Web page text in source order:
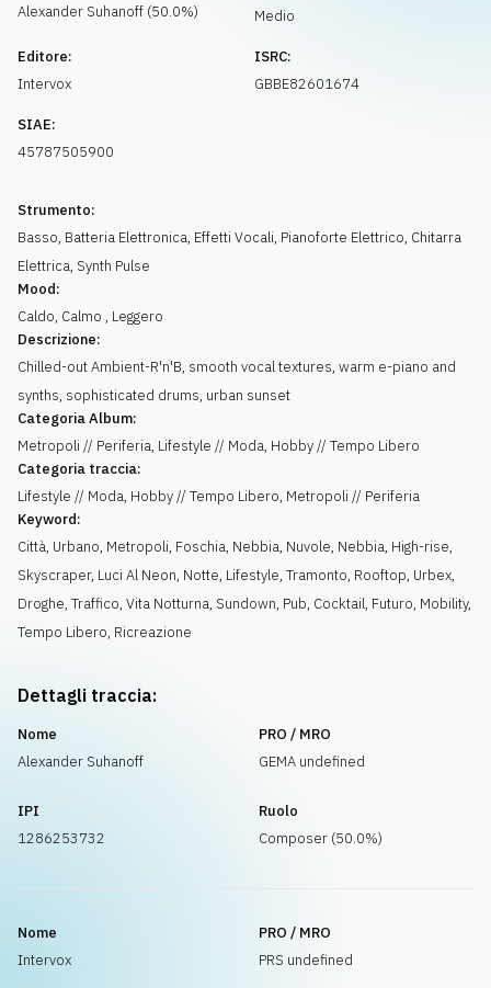
Alexander Suhanoff (50.0%)
Medio
Editore:
Intervox
ISRC:
GBBE82601674
SIAE:
45787505900
Strumento:
Basso, Batteria Elettronica, Effetti Vocali, Pianoforte Elettrico, Chitarra
Elettrica, Synth Pulse
Mood:
Caldo, Calmo , Leggero
Descrizione:
Chilled-out Ambient-R'n'B, smooth vocal textures, warm e-piano and
synths, sophisticated drums, urban sunset
Categoria Album:
Metropoli // Periferia, Lifestyle // Moda, Hobby // Tempo Libero
Categoria traccia:
Lifestyle // Moda, Hobby // Tempo Libero, Metropoli // Periferia
Keyword:
Città, Urbano, Metropoli, Foschia, Nebbia, Nuvole, Nebbia, High-rise,
Skyscraper, Luci Al Neon, Notte, Lifestyle, Tramonto, Rooftop, Urbex,
Droghe, Traffico, Vita Notturna, Sundown, Pub, Cocktail, Futuro, Mobility,
Tempo Libero, Ricreazione
Dettagli traccia:
Nome
Alexander Suhanoff
PRO / MRO
GEMA undefined
IPI
1286253732
Ruolo
Composer (50.0%)
Nome
Intervox
PRO / MRO
PRS undefined